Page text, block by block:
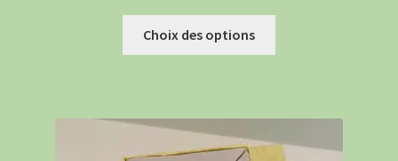
Choix des options